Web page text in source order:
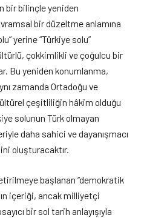
bir bilinçle yeniden
bir düzeltme anlamına
yerine “Türkiye solu”
çokkimlikli ve çoğulcu bir
Bu yeniden konumlanma,
zamanda Ortadoğu ve
çeşitliliğin hâkim olduğu
solunun Türk olmayan
daha sahici ve dayanışmacı
oluşturacaktır.
başlanan “demokratik
içeriği, ancak milliyetçi
bir sol tarih anlayışıyla